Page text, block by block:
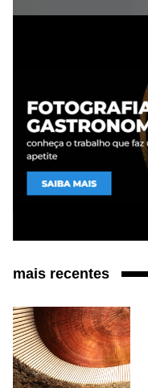
mais recentes